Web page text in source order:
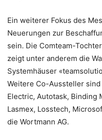
Ein weiterer Fokus des
Neuerungen zur
sein. Die Comteam-
zeigt unter anderem die
Systemhäuser
Weitere Co-Aussteller
Electric, Autotask, Binding
Lasmex, Losstech,
die Wortmann AG.